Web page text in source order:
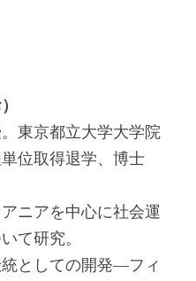
東京都立大学大学院
位取得退学、博士
ニアを中心に社会運
て研究。
としての開発―フィ